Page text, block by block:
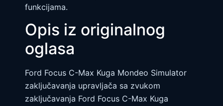
funkcijama.
Opis iz originalnog
oglasa
Ford Focus C-Max Kuga Mondeo Simulator
zaključavanja upravljača sa zvukom
zaključavanja Ford Focus C-Max Kuga